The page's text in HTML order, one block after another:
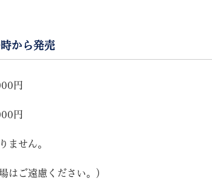
から発売
円
円
ません。
はご遠慮ください。）